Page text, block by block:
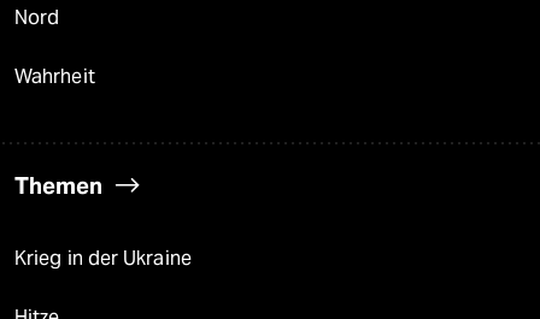
Nord
Wahrheit
Themen
Krieg in der Ukraine